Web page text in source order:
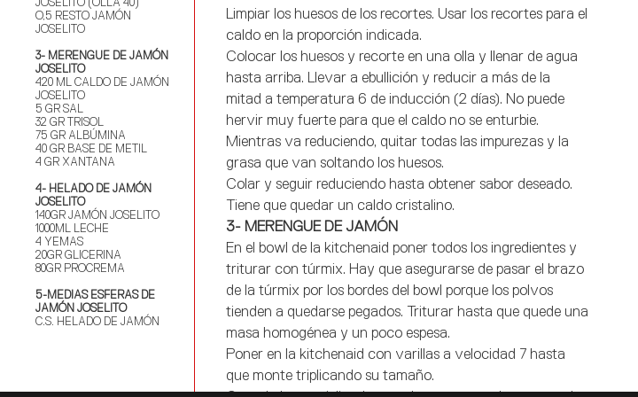
O,5 RESTO JAMÓN
JOSELITO
3- MERENGUE DE JAMÓN
JOSELITO
420 ML CALDO DE JAMÓN
JOSELITO
5 GR SAL
32 GR TRISOL
75 GR ALBÚMINA
40 GR BASE DE METIL
4 GR XANTANA
4- HELADO DE JAMÓN
JOSELITO
140GR JAMÓN JOSELITO
1000ML LECHE
4 YEMAS
20GR GLICERINA
80GR PROCREMA
5-MEDIAS ESFERAS DE
JAMÓN JOSELITO
C.S. HELADO DE JAMÓN
Limpiar los huesos de los recortes. Usar los recortes para el
caldo en la proporción indicada.
Colocar los huesos y recorte en una olla y llenar de agua
hasta arriba. Llevar a ebullición y reducir a más de la
mitad a temperatura 6 de inducción (2 días). No puede
hervir muy fuerte para que el caldo no se enturbie.
Mientras va reduciendo, quitar todas las impurezas y la
grasa que van soltando los huesos.
Colar y seguir reduciendo hasta obtener sabor deseado.
Tiene que quedar un caldo cristalino.
3- MERENGUE DE JAMÓN
En el bowl de la kitchenaid poner todos los ingredientes y
triturar con túrmix. Hay que asegurarse de pasar el brazo
de la túrmix por los bordes del bowl porque los polvos
tienden a quedarse pegados. Triturar hasta que quede una
masa homogénea y un poco espesa.
Poner en la kitchenaid con varillas a velocidad 7 hasta
que monte triplicando su tamaño.